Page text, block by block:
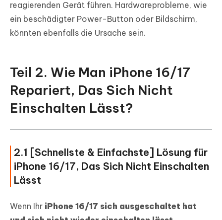
reagierenden Gerät führen. Hardwareprobleme, wie
ein beschädigter Power-Button oder Bildschirm,
könnten ebenfalls die Ursache sein.
Teil 2. Wie Man iPhone 16/17
Repariert, Das Sich Nicht
Einschalten Lässt?
2.1 [Schnellste & Einfachste] Lösung für
iPhone 16/17, Das Sich Nicht Einschalten
Lässt
Wenn Ihr iPhone 16/17 sich ausgeschaltet hat